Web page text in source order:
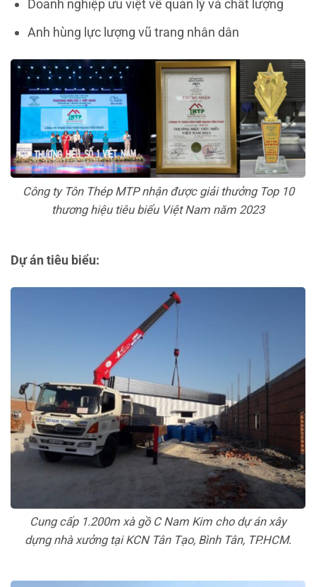
Doanh nghiệp ưu việt về quản lý và chất lượng
Anh hùng lực lượng vũ trang nhân dân
Công ty Tôn Thép MTP nhận được giải thưởng Top 10
thương hiệu tiêu biểu Việt Nam năm 2023
Dự án tiêu biểu:
Cung cấp 1.200m xà gồ C Nam Kim cho dự án xây
dựng nhà xưởng tại KCN Tân Tạo, Bình Tân, TP.HCM.